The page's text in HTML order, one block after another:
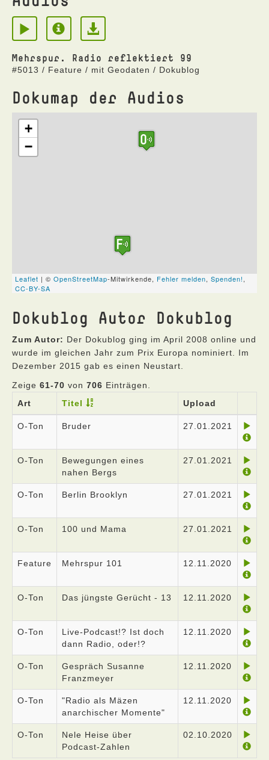
Mehrspur. Radio reflektiert 99
#5013 / Feature / mit Geodaten / Dokublog
Dokumap der Audios
Dokublog Autor Dokublog
Zum Autor: Der Dokublog ging im April 2008 online und
wurde im gleichen Jahr zum Prix Europa nominiert. Im
Dezember 2015 gab es einen Neustart.
Zeige 61-70 von 706 Einträgen.
Art
Titel Upload
O-Ton Bruder 27.01.2021
O-Ton
Bewegungen eines
nahen Bergs
27.01.2021
O-Ton Berlin Brooklyn 27.01.2021
O-Ton 100 und Mama 27.01.2021
Feature Mehrspur 101 12.11.2020
O-Ton Das jüngste Gerücht - 13 12.11.2020
O-Ton
Live-Podcast!? Ist doch
dann Radio, oder!?
12.11.2020
O-Ton
Gespräch Susanne
Franzmeyer
12.11.2020
O-Ton
"Radio als Mäzen
anarchischer Momente"
12.11.2020
O-Ton
Nele Heise über
Podcast-Zahlen
02.10.2020